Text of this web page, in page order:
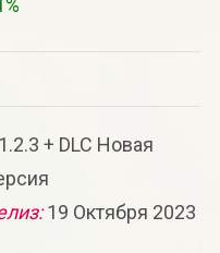
+ DLC Новая
19 Октября 2023